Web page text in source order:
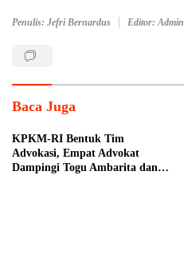
Penulis: Jefri Bernardus Editor: Admin
Baca Juga
KPKM-RI Bentuk Tim
Advokasi, Empat Advokat
Dampingi Togu Ambarita dan